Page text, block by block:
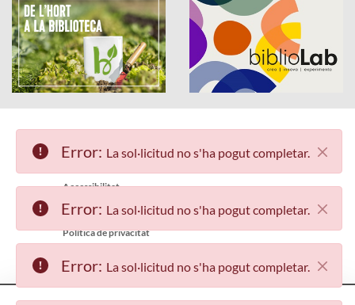
Accessibilitat
Avís legal
Política de privacitat
Mapa web
Qui som
Error: La sol·licitud no s'ha pogut completar.
Error: La sol·licitud no s'ha pogut completar.
Error: La sol·licitud no s'ha pogut completar.